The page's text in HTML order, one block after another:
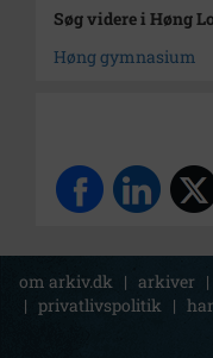
Søg videre i Høng
Høng gymnasium
om arkiv.dk | arkiver |
| privatlivspolitik |